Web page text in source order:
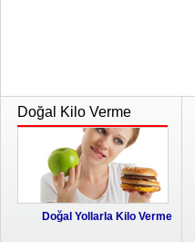
Doğal Kilo Verme
Doğal Yollarla Kilo Verme